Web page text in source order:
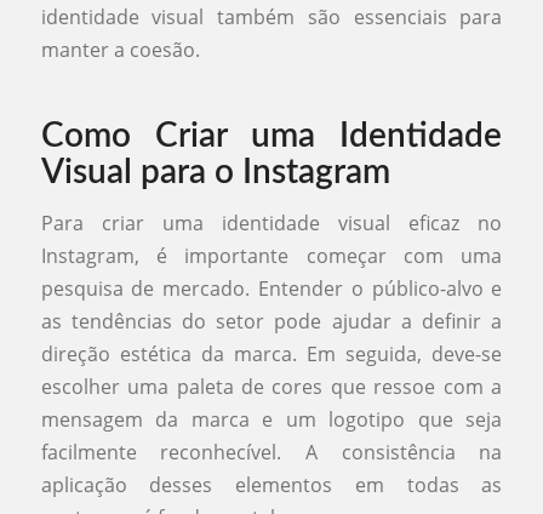
identidade visual também são essenciais para
manter a coesão.
Como Criar uma Identidade
Visual para o Instagram
Para criar uma identidade visual eficaz no
Instagram, é importante começar com uma
pesquisa de mercado. Entender o público-alvo e
as tendências do setor pode ajudar a definir a
direção estética da marca. Em seguida, deve-se
escolher uma paleta de cores que ressoe com a
mensagem da marca e um logotipo que seja
facilmente reconhecível. A consistência na
aplicação desses elementos em todas as